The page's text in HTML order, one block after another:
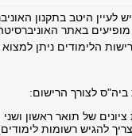
לעיין היטב בתקנון
באתר
הלימודים ניתן
לצורך הרישום:
ציונים של תואר ראשון
להגיש רשומות